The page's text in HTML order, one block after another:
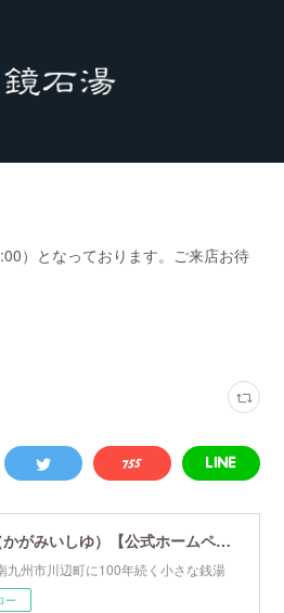
）となっております。ご来店お待
鏡石湯（かがみいしゆ）【公式ホームページ】
九州市川辺町に100年続く小さな銭湯
ー